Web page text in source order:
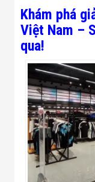
Khám phá
Việt Nam –
qua!